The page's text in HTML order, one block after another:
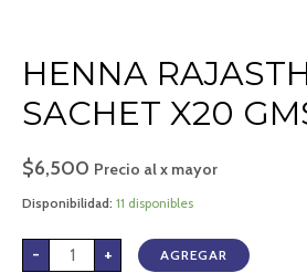
HENNA
SACHET X20
$6,500 Precio al x mayor
Disponibilidad: 11 disponibles
- + AGREGAR